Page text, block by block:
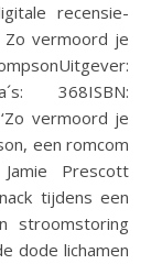
recensie-
Zo vermoord je
368ISBN:
vermoord je
een romcom
Prescott
tijdens een
stroomstoring
dode lichamen